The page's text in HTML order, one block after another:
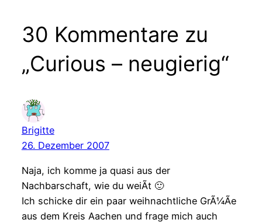
30 Kommentare zu
„Curious – neugierig“
Brigitte
26. Dezember 2007
Naja, ich komme ja quasi aus der
Nachbarschaft, wie du weiÃt 🙂
Ich schicke dir ein paar weihnachtliche GrÃ¼Ãe
aus dem Kreis Aachen und frage mich auch